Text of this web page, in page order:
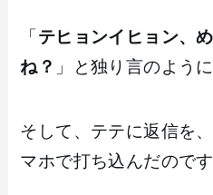
「 テヒョンイヒョン、
ね？ 」と独り言のよう
そして、テテに返信を
マホで打ち込んだのです